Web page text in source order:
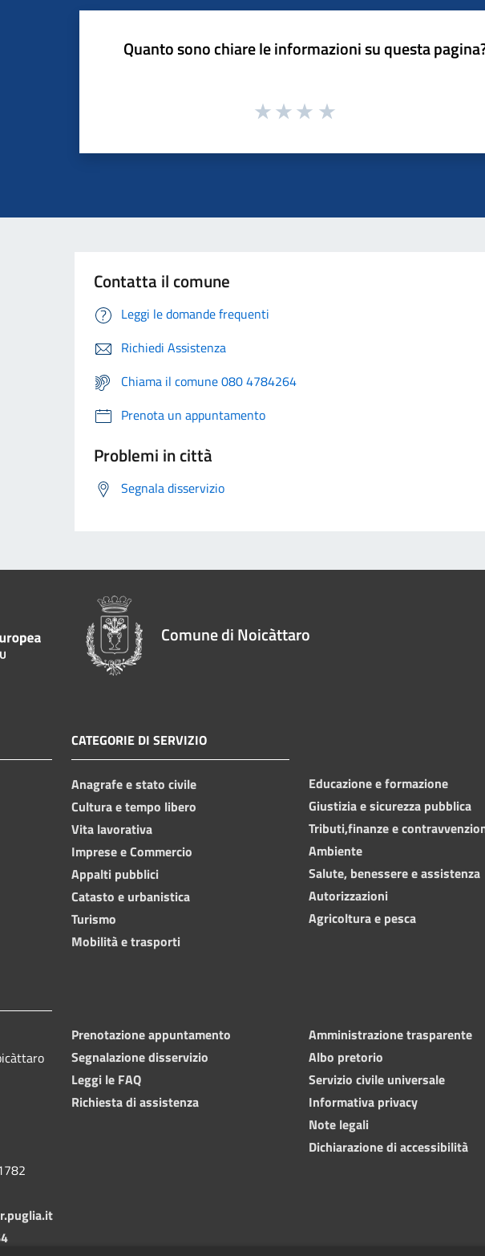
Quanto sono chiare le informazioni su questa
Contatta il comune
Leggi le domande frequenti
Richiedi Assistenza
Chiama il comune 080 4784264
Prenota un appuntamento
Problemi in città
Segnala disservizio
Comune di Noicàttaro
CATEGORIE DI SERVIZIO
Anagrafe e stato civile
Cultura e tempo libero
Vita lavorativa
Imprese e Commercio
Appalti pubblici
Catasto e urbanistica
Turismo
Mobilità e trasporti
Educazione e formazione
Giustizia e sicurezza pubblica
Tributi,finanze e
Ambiente
Salute, benessere e assistenza
Autorizzazioni
Agricoltura e pesca
Prenotazione appuntamento
Segnalazione disservizio
Leggi le FAQ
Richiesta di assistenza
Amministrazione trasparente
Albo pretorio
Servizio civile universale
Informativa privacy
Note legali
Dichiarazione di accessibilità